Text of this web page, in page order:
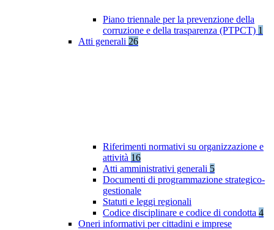
Piano triennale per la prevenzione della
corruzione e della trasparenza (PTPCT) 1
Atti generali 26
Riferimenti normativi su organizzazione e
attività 16
Atti amministrativi generali 5
Documenti di programmazione strategico-
gestionale
Statuti e leggi regionali
Codice disciplinare e codice di condotta 4
Oneri informativi per cittadini e imprese